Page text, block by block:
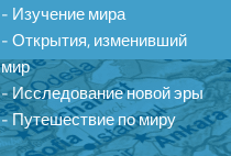
- Изучение мира
- Открытия, изменивший
мир
- Исследование новой эры
- Путешествие по миру